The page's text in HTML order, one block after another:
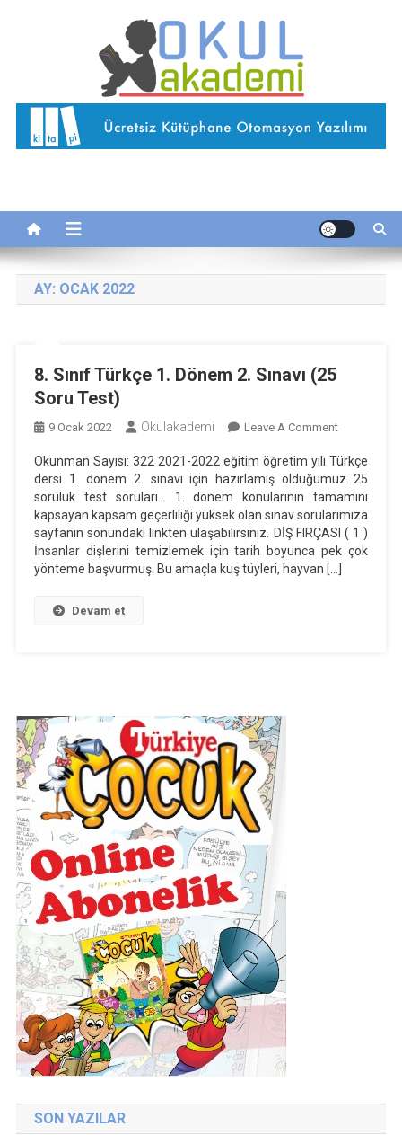
Okul Akademi
İnternetteki Okulunuz…
AY: OCAK 2022
8. Sınıf Türkçe 1. Dönem 2. Sınavı (25
Soru Test)
9 Ocak 2022 Okulakademi Leave A CommentOn
Sınıf
1.
Dönem
2.
Sınavı
Okunman Sayısı: 322 2021-2022 eğitim öğretim yılı Türkçe
dersi 1. dönem 2. sınavı için hazırlamış olduğumuz 25
soruluk test soruları… 1. dönem konularının tamamını
kapsayan kapsam geçerliliği yüksek olan sınav sorularımıza
sayfanın sonundaki linkten ulaşabilirsiniz. DİŞ FIRÇASI ( 1 )
İnsanlar dişlerini temizlemek için tarih boyunca pek çok
yönteme başvurmuş. Bu amaçla kuş tüyleri, hayvan […]
Devam et
SON YAZILAR